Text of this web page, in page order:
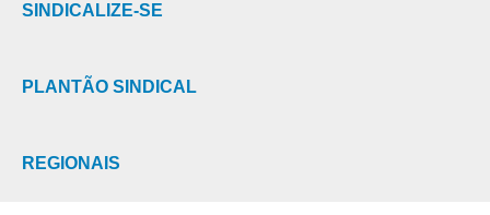
SINDICALIZE-SE
PLANTÃO SINDICAL
REGIONAIS